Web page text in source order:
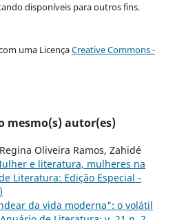
disponíveis para outros fins.
uma LicençaCreative Commons -
mesmo(s) autor(es)
Oliveira Ramos, Zahidé
e literatura, mulheres na
Literatura: Edição Especial -
da vida moderna": o volátil